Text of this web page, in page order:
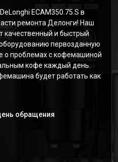
ECAM350.75.S в
ремонта Делонги! Наш
качественный и быстрый
первозданную
о проблемах с кофемашиной
кофе каждый день.
будет работать как
обращения